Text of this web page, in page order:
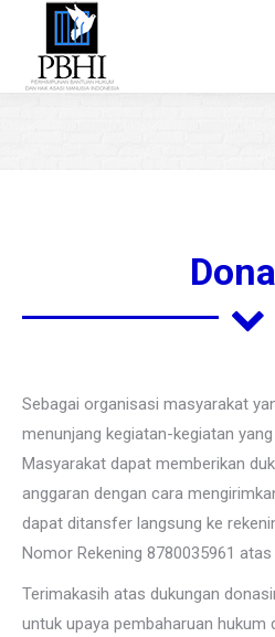
Sebagai organisasi masyarakat
menunjang kegiatan-kegiatan
Masyarakat dapat memberikan
anggaran dengan cara
dapat ditansfer langsung ke
Nomor Rekening 8780035961 atas
Terimakasih atas dukungan
untuk upaya pembaharuan hukum